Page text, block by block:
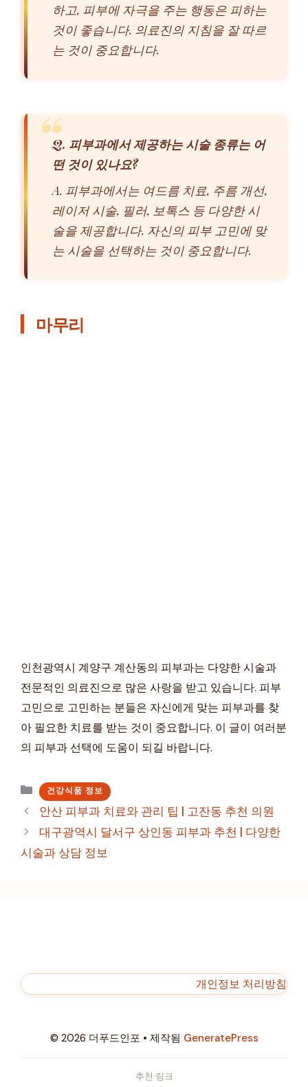
하고, 피부에 자극을 주는 행동은 피하는
것이 좋습니다. 의료진의 지침을 잘 따르
는 것이 중요합니다.
Q. 피부과에서 제공하는 시술 종류는 어
떤 것이 있나요?
A. 피부과에서는 여드름 치료, 주름 개선,
레이저 시술, 필러, 보톡스 등 다양한 시
술을 제공합니다. 자신의 피부 고민에 맞
는 시술을 선택하는 것이 중요합니다.
마무리
인천광역시 계양구 계산동의 피부과는 다양한 시술과
전문적인 의료진으로 많은 사랑을 받고 있습니다. 피부
고민으로 고민하는 분들은 자신에게 맞는 피부과를 찾
아 필요한 치료를 받는 것이 중요합니다. 이 글이 여러분
의 피부과 선택에 도움이 되길 바랍니다.
카
테
고
리
건강식품 정보
안산 피부과 치료와 관리 팁 | 고잔동 추천 의원
대구광역시 달서구 상인동 피부과 추천 | 다양한
시술과 상담 정보
개인정보 처리방침
© 2026 더푸드인포 • 제작됨 GeneratePress
추천 링크